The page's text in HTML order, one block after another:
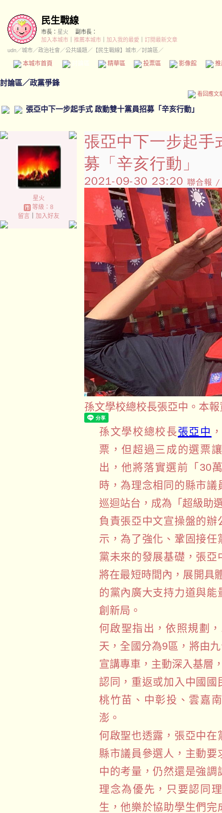
民生戰線
市長： 星火
副市長：
加入本城市
推薦本城市 加入我的最愛
訂閱最新文章
udn／城市／政治社會 ／公共議題 ／ 【民生戰線】城市／討論區／
本城市首頁 精華區 投票區 影像館
討論區／政黨爭鋒
看回應文
張亞中下一步起手式 啟動雙十黨員招募「辛亥行動」
星火
等級：8
留言｜ 加入好友
張亞中下一步起
募「辛亥行動」
2021-09-30 23:20 聯合報 /
孫文學校總校長張亞中。本
孫文學校總校長張亞中
票，但超過三成的選票
出，他將落實選前「30
時，為理念相同的縣市
巡迴站台，成為「超級助
負責張亞中文宣操盤的
示，為了強化、鞏固接
黨未來的發展基礎，張
將在最短時間內，展開具
的黨內廣大支持力道與
創新局。
何啟聖指出，依照規劃
天，全國分為9區，將由
宣講專車，主動深入基層
認同，重返或加入中國國
桃竹苗、中彰投、雲嘉
澎。
何啟聖也透露，張亞中
縣市議員參選人，主動
中的考量，仍然還是強
理念為優先，只要認同
生，他樂於協助學生們